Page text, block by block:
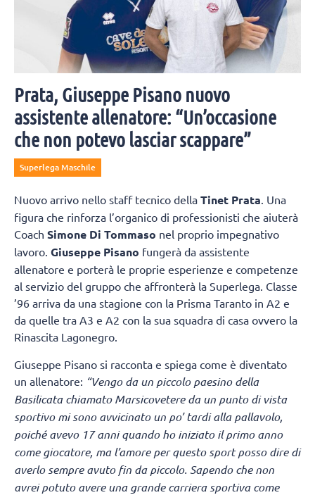
Prata, Giuseppe Pisano nuovo
assistente allenatore: “Un’occasione
che non potevo lasciar scappare”
Superlega Maschile
Nuovo arrivo nello staff tecnico della Tinet Prata. Una
figura che rinforza l’organico di professionisti che aiuterà
Coach Simone Di Tommaso nel proprio impegnativo
lavoro. Giuseppe Pisano fungerà da assistente
allenatore e porterà le proprie esperienze e competenze
al servizio del gruppo che affronterà la Superlega. Classe
’96 arriva da una stagione con la Prisma Taranto in A2 e
da quelle tra A3 e A2 con la sua squadra di casa ovvero la
Rinascita Lagonegro.
Giuseppe Pisano si racconta e spiega come è diventato
un allenatore: “Vengo da un piccolo paesino della
Basilicata chiamato Marsicovetere da un punto di vista
sportivo mi sono avvicinato un po’ tardi alla pallavolo,
poiché avevo 17 anni quando ho iniziato il primo anno
come giocatore, ma l’amore per questo sport posso dire di
averlo sempre avuto fin da piccolo. Sapendo che non
avrei potuto avere una grande carriera sportiva come